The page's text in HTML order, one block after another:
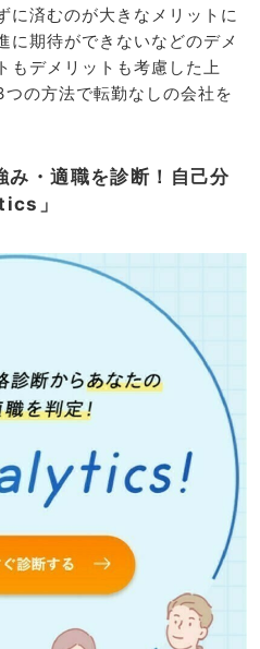
に済むのが大きなメリットに
に期待ができないなどのデメ
もデメリットも考慮した上
の方法で転勤なしの会社を
・適職を診断！自己分
」